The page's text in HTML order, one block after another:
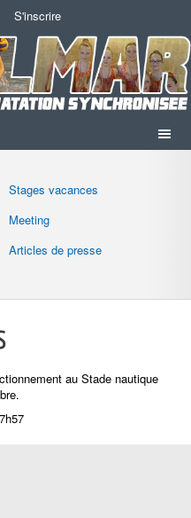
S'inscrire
Stages vacances
Meeting
Articles de presse
au Stade nautique